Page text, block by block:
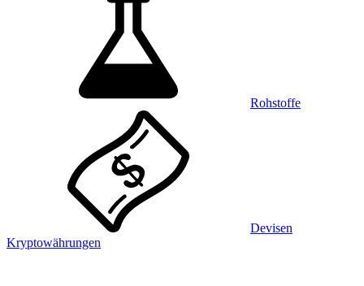
Rohstoffe
Devisen
Kryptowährungen